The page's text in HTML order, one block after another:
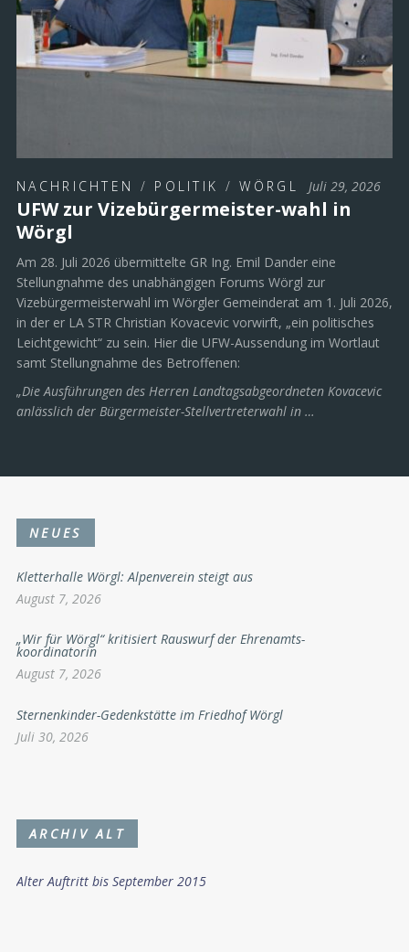
NACHRICHTEN / POLITIK /WÖRGL Juli 29, 2026
UFW zur Vizebürgermeister-wahl in
Wörgl
Am 28. Juli 2026 übermittelte GR Ing. Emil Dander eine
Stellungnahme des unabhängigen Forums Wörgl zur
Vizebürgermeisterwahl im Wörgler Gemeinderat am 1. Juli 2026,
in der er LA STR Christian Kovacevic vorwirft, „ein politisches
Leichtgewicht“ zu sein. Hier die UFW-Aussendung im Wortlaut
samt Stellungnahme des Betroffenen:
„Die Ausführungen des Herren Landtagsabgeordneten Kovacevic
anlässlich der Bürgermeister-Stellvertreterwahl in …
NEUES
Kletterhalle Wörgl: Alpenverein steigt aus
August 7, 2026
„Wir für Wörgl“ kritisiert Rauswurf der Ehrenamts-
koordinatorin
August 7, 2026
Sternenkinder-Gedenkstätte im Friedhof Wörgl
Juli 30, 2026
ARCHIV ALT
Alter Auftritt bis September 2015